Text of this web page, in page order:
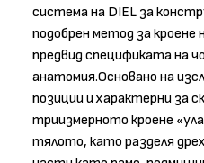
система на DIEL за
подобрен метод за кроене
предвид спецификата на
анатомия.Основано на
позиции и характерни за
триизмерното кроене
тялото, като разделя